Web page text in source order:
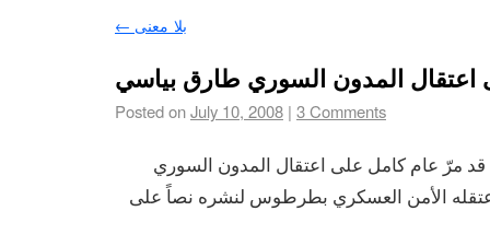
← بلا معنى
اعتقال المدون السوري طارق بياسي
Posted onJuly 10, 2008 | 3 Comments
2008 ، يكون قد مرّ عام كامل على اعتقال المدون السوري
الأمن العسكري بطرطوس لنشره نصاً على